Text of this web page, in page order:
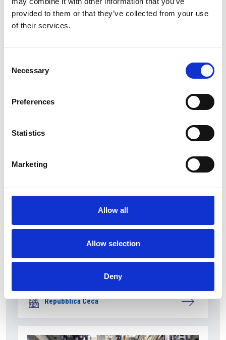
provided to them or that they’ve collected from your use
of their services.
Selection
Necessary
Preferences
Statistics
Marketing
Allow all
Allow selection
Deny
Domenico Virgulti– Tasso & Co..
costruzione di nuove abitazioni
Repubblica Ceca